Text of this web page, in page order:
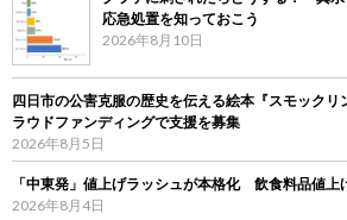
応急処置を知っておこう
2026年8月10日
四日市の公害克服の歴史を伝える絵本『スモック
ラウドファンディングで支援を募集
2026年8月5日
「中東発」値上げラッシュが本格化 飲食料品値上
2026年8月4日